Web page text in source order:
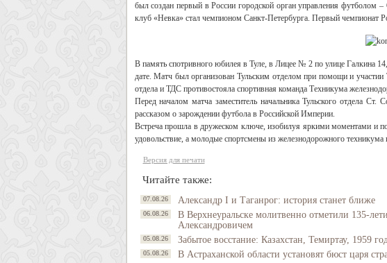
был создан первый в России городской орган управления футболом
клуб «Невка» стал чемпионом Санкт-Петербурга. Первый чемпионат
В память спотривного юбилея в Туле, в Лицее № 2 по улице Галкина
дате. Матч был организован Тульским отделом при помощи и участии
отдела и ТДС противостояла спортивная команда Техникума
Перед началом матча заместитель начальника Тульского отдела
рассказом о зарождении футбола в Российской Империи.
Встреча прошла в дружеском ключе, изобилуя яркими моментами и
удовольствие, а молодые спортсмены из железнодорожного
Версия для печати
Читайте также:
07.08.26 Александр I и Таганрог: история станет ближе
06.08.26
В Верхнеуральске молитвенно отметили 135-
Александровичем
05.08.26 Забытое восстание: Казахстан, Темиртау, 1959
05.08.26 В Астраханской области установят бюст царя